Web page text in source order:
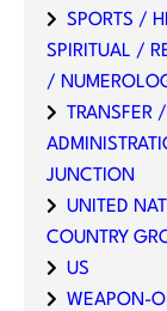
SPORTS /
SPIRITUAL /
/
TRANSFER
JUNCTION
UNITED
COUNTRY
US
WEAPON-